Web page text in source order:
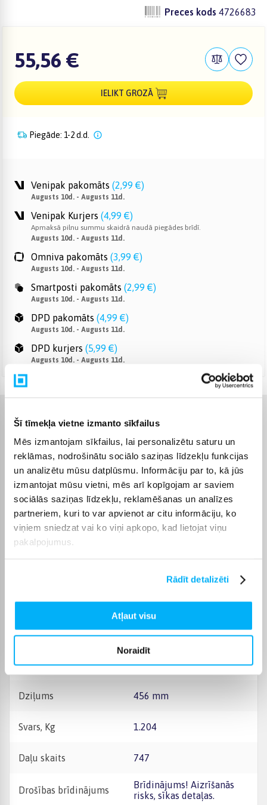
Šī tīmekļa vietne izmanto sīkfailus
Mēs izmantojam sīkfailus, lai personalizētu saturu un
reklāmas, nodrošinātu sociālo saziņas līdzekļu funkcijas
un analizētu mūsu datplūsmu. Informāciju par to, kā jūs
izmantojat mūsu vietni, mēs arī kopīgojam ar saviem
sociālās saziņas līdzekļu, reklamēšanas un analīzes
partneriem, kuri to var apvienot ar citu informāciju, ko
viņiem sniedzat vai ko viņi apkopo, kad lietojat viņu
pakalpojumus.
Rādīt detalizēti
Atļaut visu
Noraidīt
Preces kods 4726683
55,56 €
IELIKT GROZĀ
Piegāde: 1-2 d.d.
Venipak pakomāts (2,99 €)
Augusts 10d. - Augusts 11d.
Venipak Kurjers (4,99 €)
Apmaksā pilnu summu skaidrā naudā piegādes brīdī.
Augusts 10d. - Augusts 11d.
Omniva pakomāts (3,99 €)
Augusts 10d. - Augusts 11d.
Smartposti pakomāts (2,99 €)
Augusts 10d. - Augusts 11d.
DPD pakomāts (4,99 €)
Augusts 10d. - Augusts 11d.
DPD kurjers (5,99 €)
Augusts 10d. - Augusts 11d.
Raksturlielumi
Ražotājs LEGO
CE sertifikāts
atbilst Eiropas Savienības
prasībām attiecībā uz
rotaļlietām. Jūs atradīsiet
CE marķējumu uz
iepakojuma. Saglabājiet
iepakojuma.
Komplektēšanas valsts Ķīna
Augstums 61 mm
Platums 282 mm
Dziļums 456 mm
Svars, Kg 1.204
Daļu skaits 747
Drošības brīdinājums
Brīdinājums! Aizrīšanās
risks, sīkas detaļas.